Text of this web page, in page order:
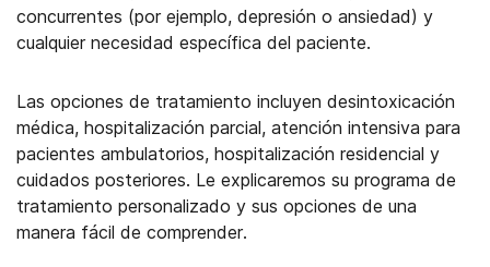
concurrentes (por ejemplo, depresión o ansiedad) y
cualquier necesidad específica del paciente.
Las opciones de tratamiento incluyen desintoxicación
médica, hospitalización parcial, atención intensiva para
pacientes ambulatorios, hospitalización residencial y
cuidados posteriores. Le explicaremos su programa de
tratamiento personalizado y sus opciones de una
manera fácil de comprender.